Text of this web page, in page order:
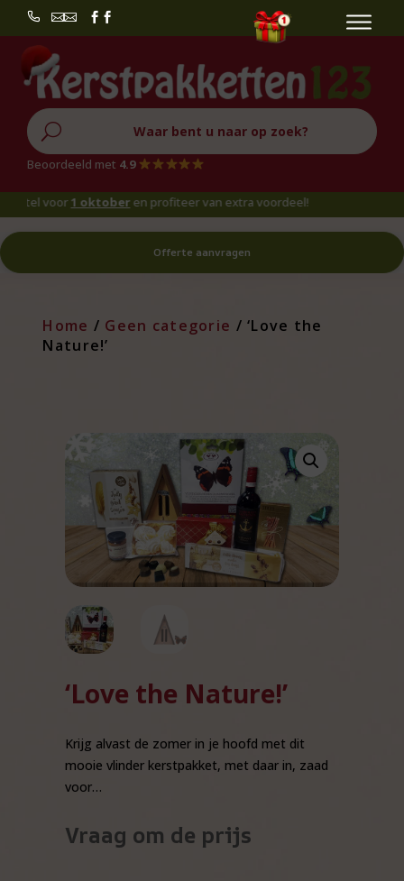
 
U
Beoordeeld met 4.9
voor 1 oktoberen profiteer van extra voordeel!
Offerte aanvragen
Home / Geen categorie / ‘Love the
Nature!’
‘Love the Nature!’
Krijg alvast de zomer in je hoofd met dit
mooie vlinder kerstpakket, met daar in, zaad
voor…
Vraag om de prijs